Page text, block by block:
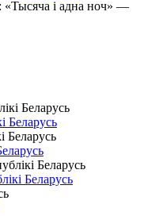
Беларусь
Беларусь